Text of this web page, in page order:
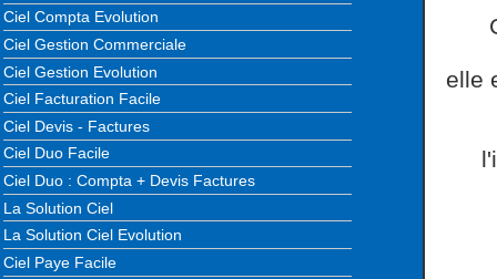
elle
Ciel Compta Evolution
Ciel Gestion Commerciale
Ciel Gestion Evolution
Ciel Facturation Facile
Ciel Devis - Factures
Ciel Duo Facile
Ciel Duo : Compta + Devis Factures
La Solution Ciel
La Solution Ciel Evolution
Ciel Paye Facile